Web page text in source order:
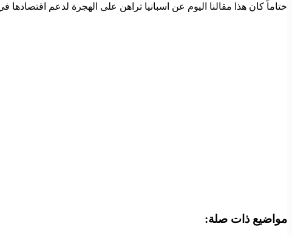
ختاماً كان هذا مقالنا اليوم عن اسبانيا تراهن على الهجرة لدعم
مواضيع ذات صلة: